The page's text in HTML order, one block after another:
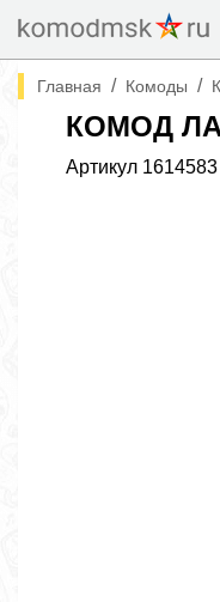
Главная / Комоды /
КОМОД
Артикул 1614583